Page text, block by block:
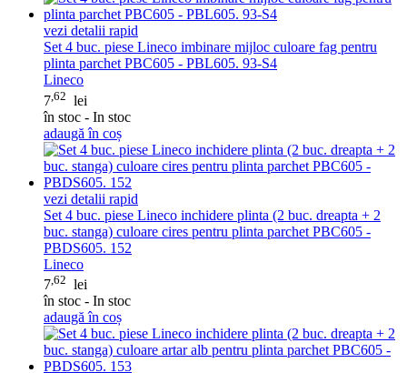
vezi detalii rapid
Set 4 buc. piese Lineco imbinare mijloc culoare fag pentru
plinta parchet PBC605 - PBL605. 93-S4
Lineco
7 ,62 lei
în stoc - In stoc
adaugă în coș
vezi detalii rapid
Set 4 buc. piese Lineco inchidere plinta (2 buc. dreapta + 2
buc. stanga) culoare cires pentru plinta parchet PBC605 -
PBDS605. 152
Lineco
7 ,62 lei
în stoc - In stoc
adaugă în coș